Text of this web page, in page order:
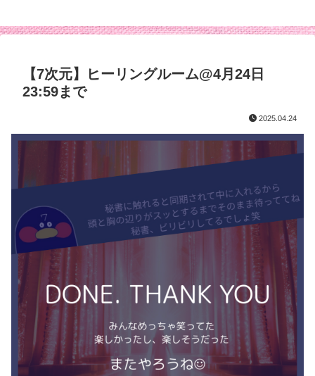
【7次元】ヒーリングルーム@4月24日
23:59まで
2025.04.24